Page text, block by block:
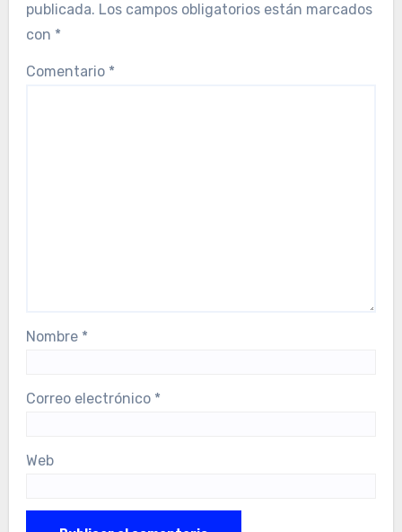
publicada. Los campos obligatorios están marcados
con *
Comentario *
Nombre *
Correo electrónico *
Web